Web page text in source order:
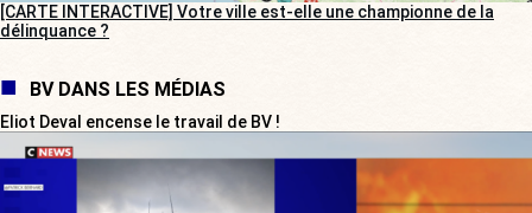
[CARTE INTERACTIVE] Votre ville est-elle une championne de la
délinquance ?
BV DANS LES MÉDIAS
Eliot Deval encense le travail de BV !